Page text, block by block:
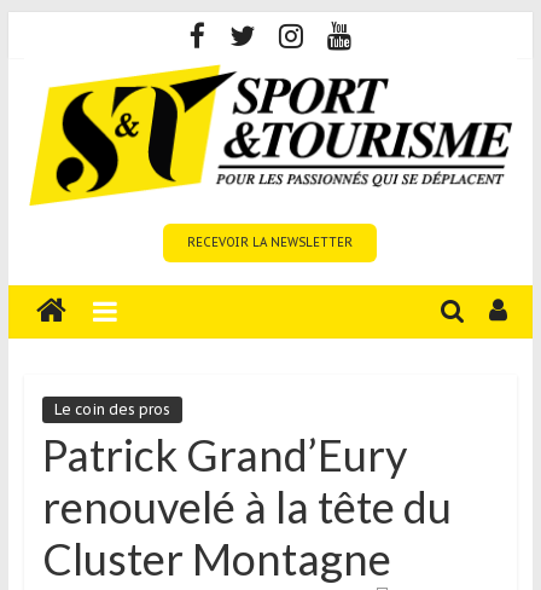
content
Tourisme
est
média
sur
tourisme
sportif
qui
RECEVOIR LA NEWSLETTER
Le coin des pros
Patrick Grand’Eury
renouvelé à la tête du
Cluster Montagne